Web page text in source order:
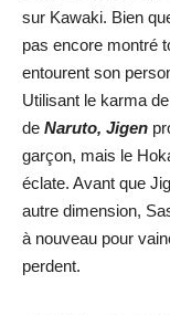
sur Kawaki. Bien
pas encore montré
entourent son
Utilisant le karma
de Naruto, Jigen
garçon, mais le
éclate. Avant que
autre dimension,
à nouveau pour
perdent.